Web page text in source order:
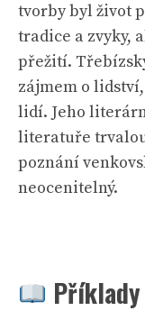
tvorby byl život
tradice a zvyky,
přežití.
zájmem o
lidí. Jeho
literatuře
poznání
neocenitelný.